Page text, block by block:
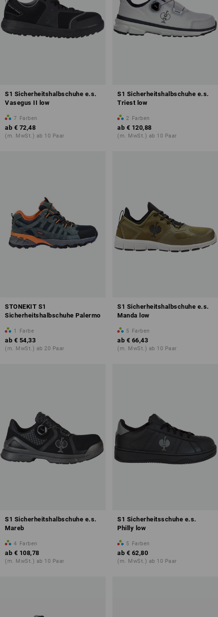
S1 Sicherheitshalbschuhe e.s.
Vasegus II low
7 Farben
ab € 72,48
(m. MwSt.) ab 10 Paar
S1 Sicherheitshalbschuhe e.s.
Triest low
2 Farben
ab € 120,88
(m. MwSt.) ab 10 Paar
STONEKIT S1
Sicherheitshalbschuhe Palermo
1 Farbe
ab € 54,33
(m. MwSt.) ab 20 Paar
S1 Sicherheitshalbschuhe e.s.
Manda low
5 Farben
ab € 66,43
(m. MwSt.) ab 10 Paar
S1 Sicherheitshalbschuhe e.s.
Mareb
4 Farben
ab € 108,78
(m. MwSt.) ab 10 Paar
S1 Sicherheitsschuhe e.s.
Philly low
5 Farben
ab € 62,80
(m. MwSt.) ab 10 Paar